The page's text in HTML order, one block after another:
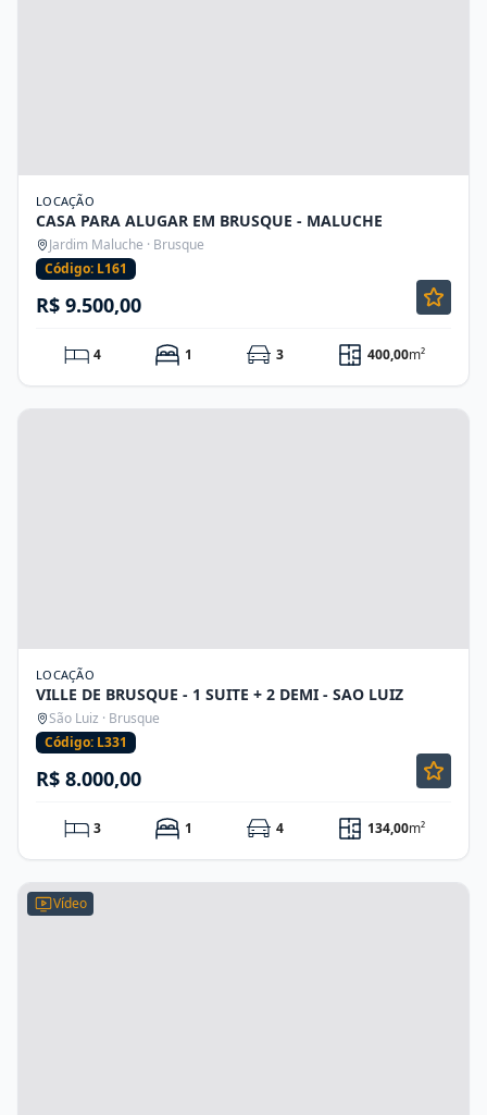
LOCAÇÃO
CASA PARA ALUGAR EM BRUSQUE - MALUCHE
Jardim Maluche · Brusque
Código: L161
R$ 9.500,00
4 1 3 400,00m²
LOCAÇÃO
VILLE DE BRUSQUE - 1 SUITE + 2 DEMI - SAO LUIZ
São Luiz · Brusque
Código: L331
R$ 8.000,00
3 1 4 134,00m²
Vídeo